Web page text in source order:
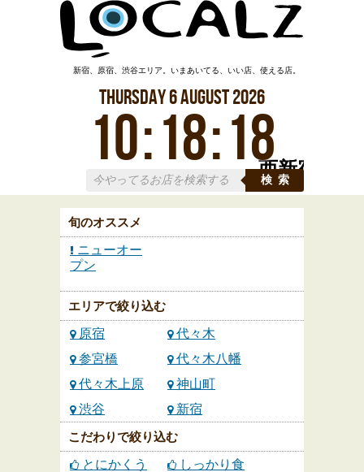
西新宿
新宿、原宿、渋谷エリア。いまあいてる、いい店、使える店。
Thursday6August2026
10:18:18
検索
旬のオススメ
ニューオー
プン
エリアで絞り込む
原宿
代々木
参宮橋
代々木八幡
代々木上原
神山町
渋谷
新宿
こだわりで絞り込む
とにかくう
しっかり食